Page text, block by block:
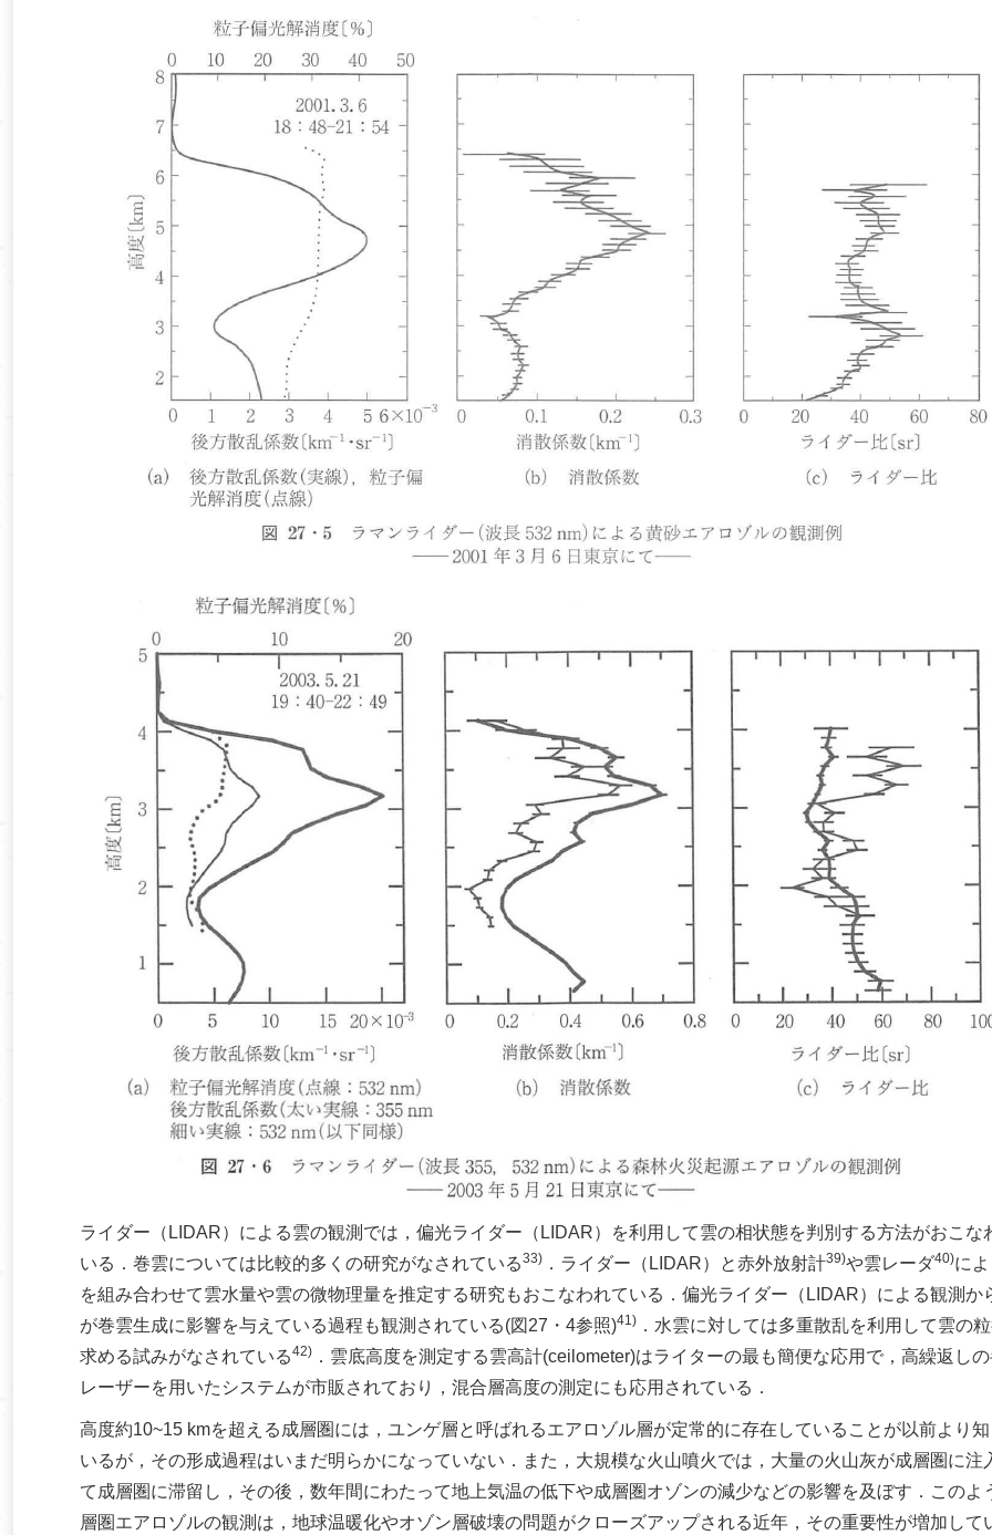
ライダー（LIDAR）による雲の観測では，偏光ライダー（LIDAR）を利用して雲の相状態を判別する方法がおこな
いる．巻雲については比較的多くの研究がなされている33) ．ライダー（LIDAR）と赤外放射計39)や雲レーダ40)に
を組み合わせて雲水量や雲の微物理量を推定する研究もおこなわれている．偏光ライダー（LIDAR）による観測か
が巻雲生成に影響を与えている過程も観測されている(図27・4参照)41) ．水雲に対しては多重散乱を利用して雲の
求める試みがなされている42) ．雲底高度を測定する雲高計(ceilometer)はライターの最も簡便な応用で，高繰返し
レーザーを用いたシステムが市販されており，混合層高度の測定にも応用されている．
高度約10~15 kmを超える成層圏には，ユンゲ層と呼ばれるエアロゾル層が定常的に存在していることが以前より
いるが，その形成過程はいまだ明らかになっていない．また，大規模な火山噴火では，大量の火山灰が成層圏に注
て成層圏に滞留し，その後，数年間にわたって地上気温の低下や成層圏オゾンの減少などの影響を及ぼす．このよ
層圏エアロゾルの観測は，地球温暖化やオゾン層破壊の問題がクローズアップされる近年，その重要性が増加して